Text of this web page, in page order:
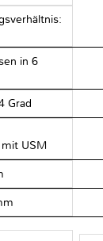
in 6
Grad
USM